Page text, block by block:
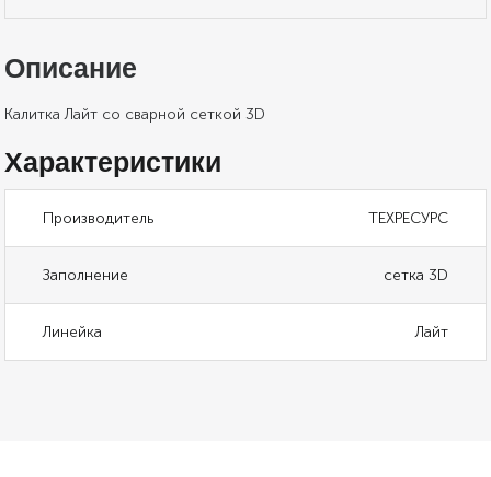
Описание
Калитка Лайт со сварной сеткой 3D
Характеристики
Производитель ТЕХРЕСУРС
Заполнение сетка 3D
Линейка Лайт